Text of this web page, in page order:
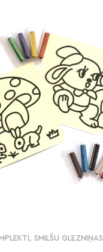
SMILŠU GLEZNIŅAS